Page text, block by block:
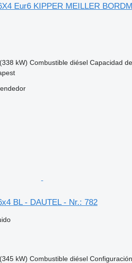
Eur6 KIPPER MEILLER
kW) Combustible diésel Capacidad
BL - DAUTEL - Nr.: 782
kW) Combustible diésel